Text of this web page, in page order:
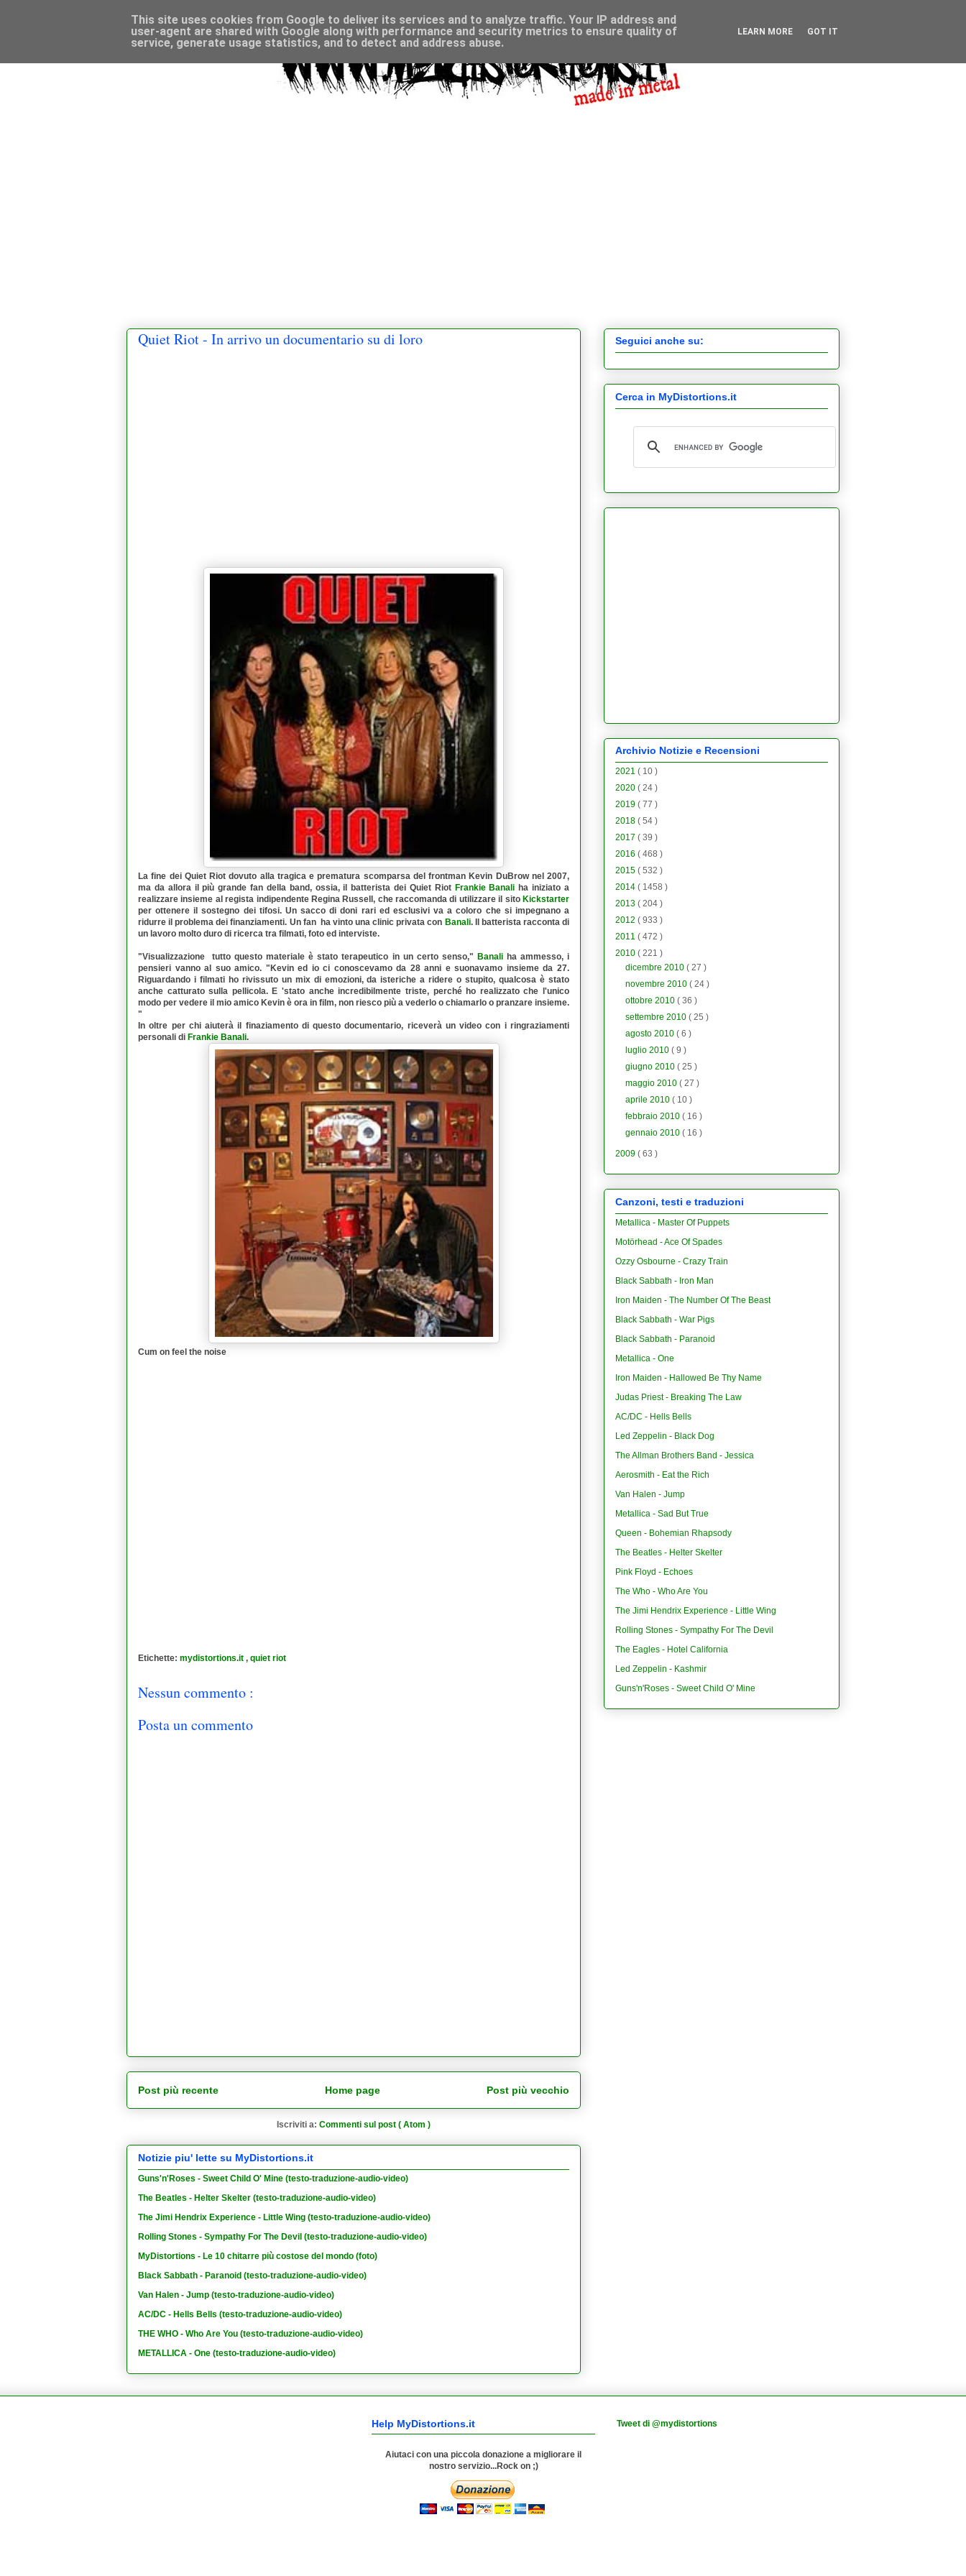
Quiet Riot - In arrivo un documentario su di loro
La fine dei Quiet Riot dovuto alla tragica e prematura scomparsa del frontman Kevin DuBrow nel 2007,
ma da allora il più grande fan della band, ossia, il batterista dei Quiet Riot Frankie Banali ha iniziato a
realizzare insieme al regista indipendente Regina Russell, che raccomanda di utilizzare il sito Kickstarter
per ottenere il sostegno dei tifosi. Un sacco di doni rari ed esclusivi va a coloro che si impegnano a
ridurre il problema dei finanziamenti. Un fan ha vinto una clinic privata con Banali. Il batterista racconta di
un lavoro molto duro di ricerca tra filmati, foto ed interviste.
"Visualizzazione tutto questo materiale è stato terapeutico in un certo senso," Banaliha ammesso, i
pensieri vanno al suo amico. "Kevin ed io ci conoscevamo da 28 anni e suonavamo insieme da 27.
Riguardando i filmati ho rivissuto un mix di emozioni, da isteriche a ridere o stupito, qualcosa è stato
anche catturato sulla pellicola. E 'stato anche incredibilmente triste, perché ho realizzato che l'unico
modo per vedere il mio amico Kevin è ora in film, non riesco più a vederlo o chiamarlo o pranzare insieme.
"
In oltre per chi aiuterà il finaziamento di questo documentario, riceverà un video con i ringraziamenti
personali di Frankie Banali.
Cum on feel the noise
Etichette: mydistortions.it , quiet riot
Nessun commento :
Posta un commento
Post più recente Post più vecchio
Home page
Iscriviti a: Commenti sul post ( Atom )
Notizie piu' lette su MyDistortions.it
Guns'n'Roses - Sweet Child O' Mine (testo-traduzione-audio-video)
The Beatles - Helter Skelter (testo-traduzione-audio-video)
The Jimi Hendrix Experience - Little Wing (testo-traduzione-audio-video)
Rolling Stones - Sympathy For The Devil (testo-traduzione-audio-video)
MyDistortions - Le 10 chitarre più costose del mondo (foto)
Black Sabbath - Paranoid (testo-traduzione-audio-video)
Van Halen - Jump (testo-traduzione-audio-video)
AC/DC - Hells Bells (testo-traduzione-audio-video)
THE WHO - Who Are You (testo-traduzione-audio-video)
METALLICA - One (testo-traduzione-audio-video)
Seguici anche su:
Cerca in MyDistortions.it
Archivio Notizie e Recensioni
2021 ( 10 )
2020 ( 24 )
2019 ( 77 )
2018 ( 54 )
2017 ( 39 )
2016 ( 468 )
2015 ( 532 )
2014 ( 1458 )
2013 ( 204 )
2012 ( 933 )
2011 ( 472 )
2010 ( 221 )
dicembre 2010( 27 )
novembre 2010( 24 )
ottobre 2010( 36 )
settembre 2010( 25 )
agosto 2010( 6 )
luglio 2010( 9 )
giugno 2010( 25 )
maggio 2010( 27 )
aprile 2010( 10 )
febbraio 2010( 16 )
gennaio 2010( 16 )
2009 ( 63 )
Canzoni, testi e traduzioni
Metallica - Master Of Puppets
Motörhead - Ace Of Spades
Ozzy Osbourne - Crazy Train
Black Sabbath - Iron Man
Iron Maiden - The Number Of The Beast
Black Sabbath - War Pigs
Black Sabbath - Paranoid
Metallica - One
Iron Maiden - Hallowed Be Thy Name
Judas Priest - Breaking The Law
AC/DC - Hells Bells
Led Zeppelin - Black Dog
The Allman Brothers Band - Jessica
Aerosmith - Eat the Rich
Van Halen - Jump
Metallica - Sad But True
Queen - Bohemian Rhapsody
The Beatles - Helter Skelter
Pink Floyd - Echoes
The Who - Who Are You
The Jimi Hendrix Experience - Little Wing
Rolling Stones - Sympathy For The Devil
The Eagles - Hotel California
Led Zeppelin - Kashmir
Guns'n'Roses - Sweet Child O' Mine
Help MyDistortions.it
Aiutaci con una piccola donazione a migliorare il
nostro servizio...Rock on ;)
Tweet di @mydistortions
This site uses cookies from Google to deliver its services and to analyze traffic. Your IP address and
user-agent are shared with Google along with performance and security metrics to ensure quality of
service, generate usage statistics, and to detect and address abuse.
LEARN MORE GOT IT